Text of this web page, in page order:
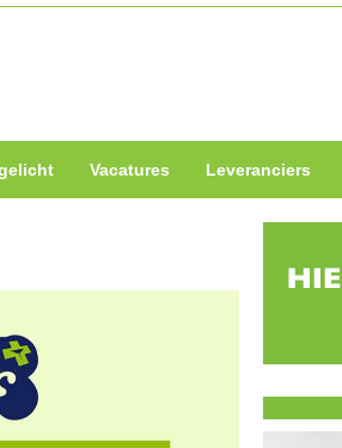
Vacatures Leveranciers